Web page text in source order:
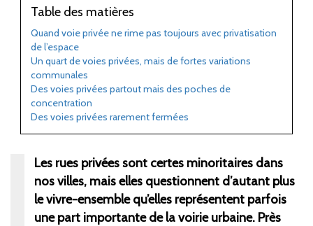
Table des matières
Quand voie privée ne rime pas toujours avec privatisation
de l’espace
Un quart de voies privées, mais de fortes variations
communales
Des voies privées partout mais des poches de
concentration
Des voies privées rarement fermées
Les rues privées sont certes minoritaires dans
nos villes, mais elles questionnent d’autant plus
le vivre-ensemble qu’elles représentent parfois
une part importante de la voirie urbaine. Près